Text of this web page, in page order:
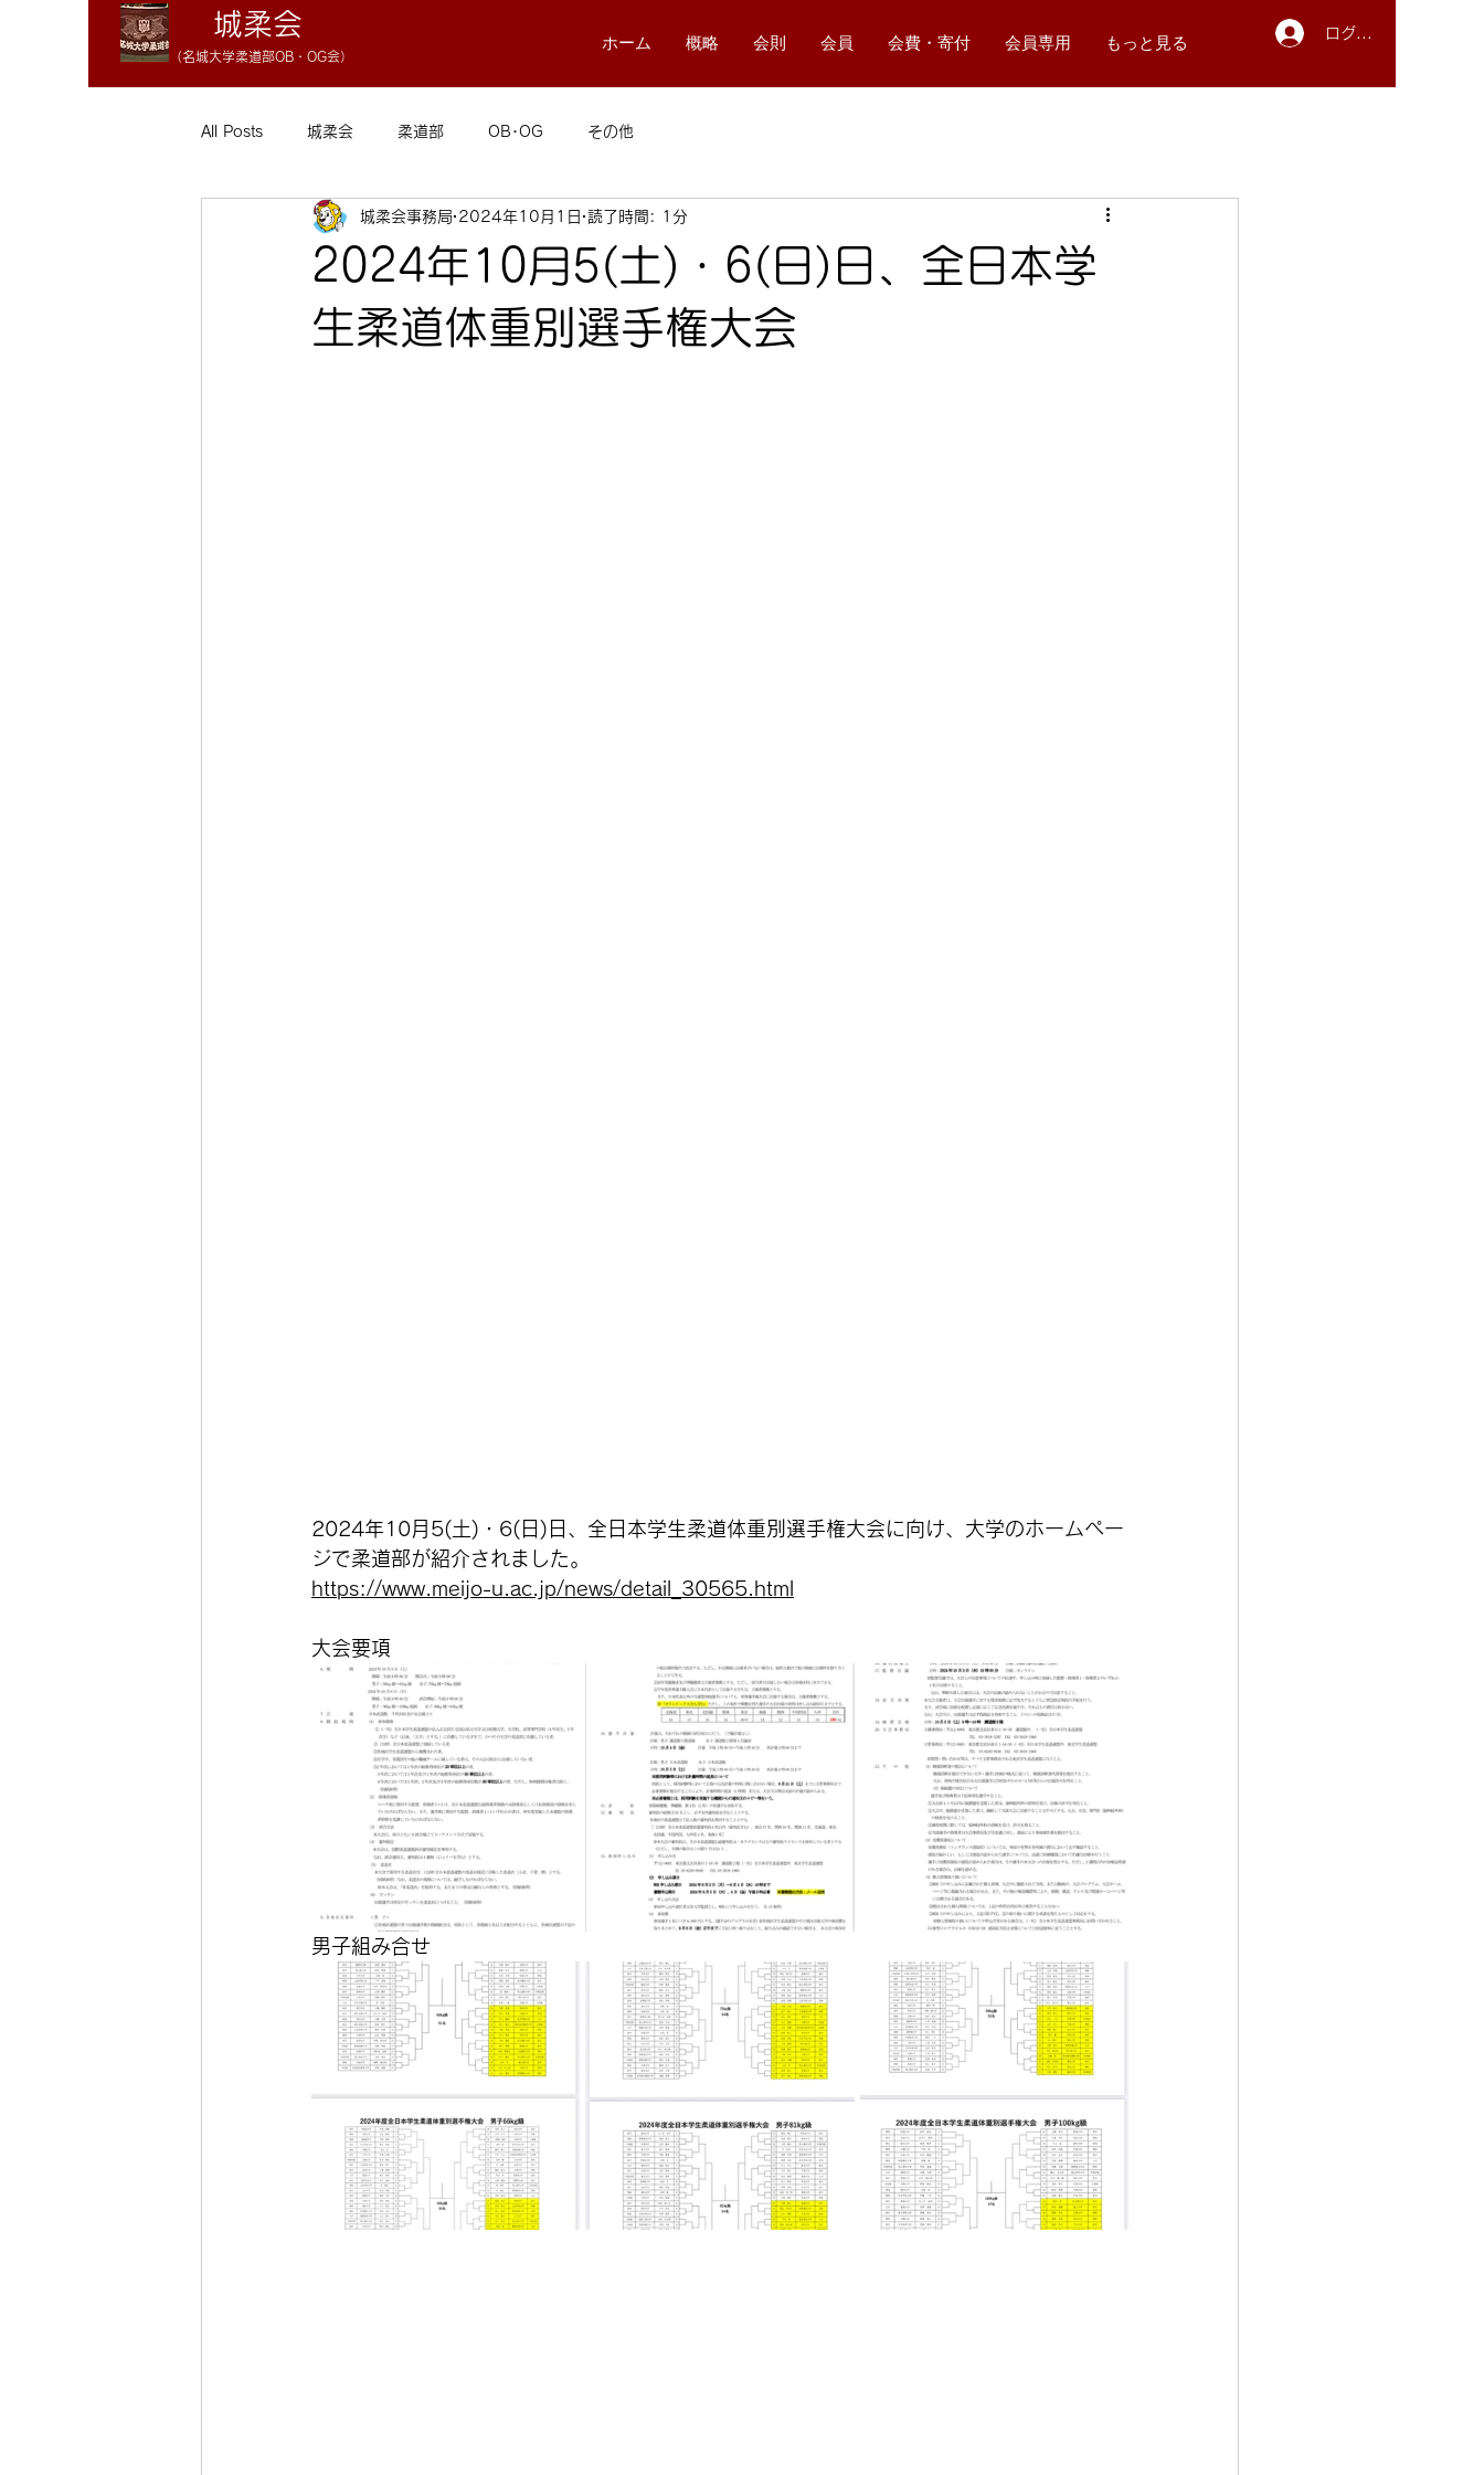
城柔会
（名城大学柔道部OB・OG会）
ホーム 概略 会則 会員 会費・寄付 会員専用 もっと見る ログイン
All Posts 城柔会 柔道部 OB･OG その他
2024年10月5(土)・6(日)日、全日本学
生柔道体重別選手権大会
城柔会事務局 2024年10月1日 読了時間: 1分
2024年10月5(土)・6(日)日、全日本学生柔道体重別選手権大会に向け、大学のホームペー
ジで柔道部が紹介されました。
https://www.meijo-u.ac.jp/news/detail_30565.html
大会要項
男子組み合せ